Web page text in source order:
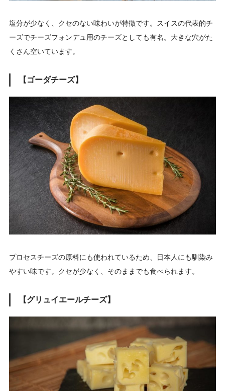
塩分が少なく、クセのない味わいが特徴です。スイスの代表的チ
ーズでチーズフォンデュ用のチーズとしても有名。大きな穴がた
くさん空いています。
【ゴーダチーズ】
プロセスチーズの原料にも使われているため、日本人にも馴染み
やすい味です。クセが少なく、そのままでも食べられます。
【グリュイエールチーズ】